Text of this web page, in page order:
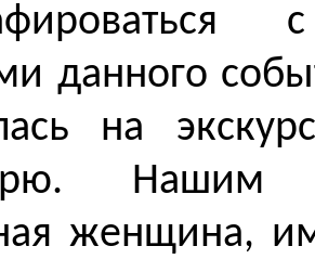
данного
на
Нашим
женщина,